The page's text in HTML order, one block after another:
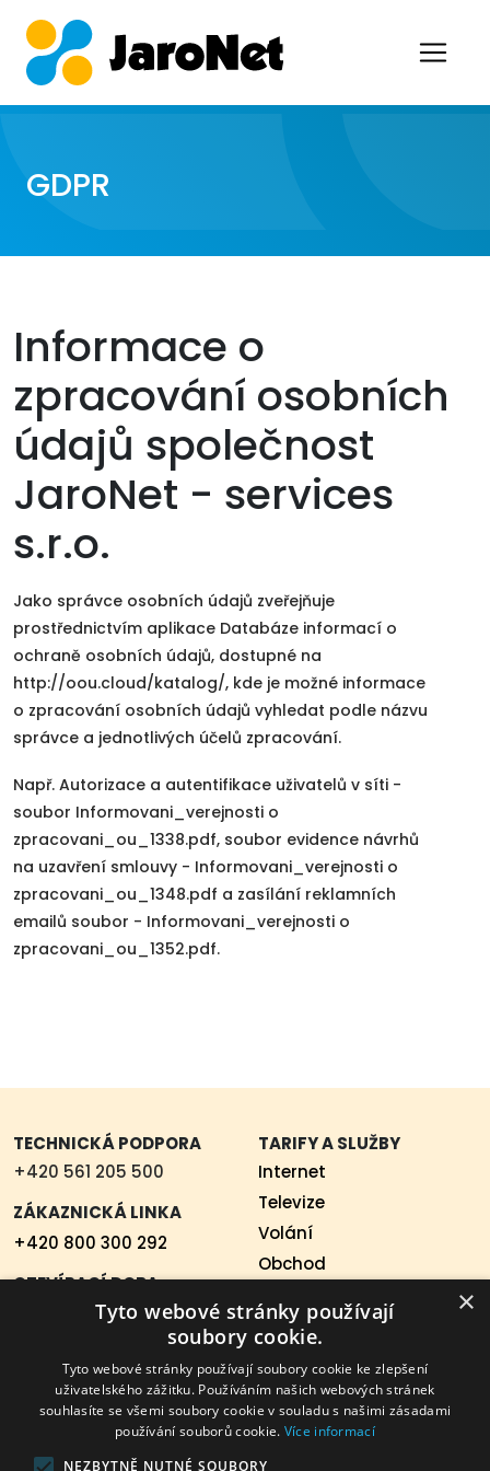
GDPR
Informace o
zpracování osobních
údajů společnost
JaroNet - services
s.r.o.
Jako správce osobních údajů zveřejňuje
prostřednictvím aplikace Databáze informací o
ochraně osobních údajů, dostupné na
http://oou.cloud/katalog/, kde je možné informace
o zpracování osobních údajů vyhledat podle názvu
správce a jednotlivých účelů zpracování.
Např. Autorizace a autentifikace uživatelů v síti -
soubor Informovani_verejnosti o
zpracovani_ou_1338.pdf, soubor evidence návrhů
na uzavření smlouvy - Informovani_verejnosti o
zpracovani_ou_1348.pdf a zasílání reklamních
emailů soubor - Informovani_verejnosti o
zpracovani_ou_1352.pdf.
TECHNICKÁ PODPORA
+420 561 205 500
ZÁKAZNICKÁ LINKA
+420 800 300 292
OTEVÍRACÍ DOBA
PO-PÁ od 7.00 do 15.30
TARIFY A SLUŽBY
Internet
Televize
Volání
Obchod
DALŠÍ INFORMACE
Mapa pokrytí
Test rychlosti internetu
DOKUMENTY KE STAŽENÍ
Všeobecné obchodní
podmínky
×
Tyto webové stránky používají
soubory cookie.
Tyto webové stránky používají soubory cookie ke zlepšení
uživatelského zážitku. Používáním našich webových stránek
souhlasíte se všemi soubory cookie v souladu s našimi zásadami
používání souborů cookie. Více informací
NEZBYTNĚ NUTNÉ SOUBORY